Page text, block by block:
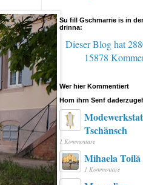
Su fill Gschmarrie is in
drinna:
Dieser Blog hat
15878
Wer hier Kommentiert
Hom ihrn Senf
Tschänsch
1 Kommentare
Mihaela Toilă
1 Kommentare